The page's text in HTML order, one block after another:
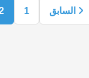
السابق 1